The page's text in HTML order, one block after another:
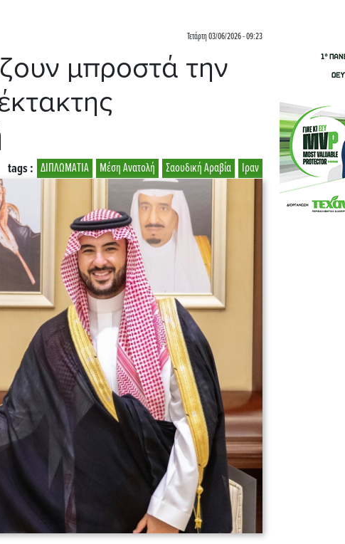
Τετάρτη 03/06/2026 - 09:23
μπροστά την
Ιραν
Σαουδική Αραβία
Μέση Ανατολή
ΔΙΠΛΩΜΑΤΙΑ
tags :